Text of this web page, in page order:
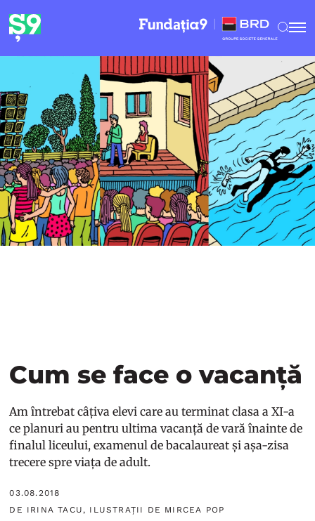
Cum se face o vacanță
Am întrebat câțiva elevi care au terminat clasa a XI-a
ce planuri au pentru ultima vacanță de vară înainte de
finalul liceului, examenul de bacalaureat și așa-zisa
trecere spre viața de adult.
03.08.2018
DE IRINA TACU, ILUSTRAȚII DE MIRCEA POP